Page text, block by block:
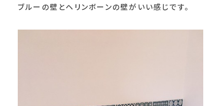
ブルーの壁とヘリンボーンの壁がいい感じです。